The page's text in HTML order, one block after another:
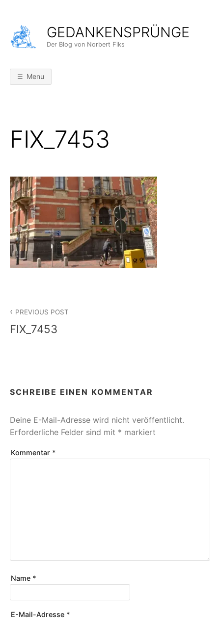
content
GEDANKENSPRÜNGE
Der Blog von Norbert Fiks
Menu
FIX_7453
PREVIOUS POST
FIX_7453
SCHREIBE EINEN KOMMENTAR
Deine E-Mail-Adresse wird nicht veröffentlicht.
Erforderliche Felder sind mit * markiert
Kommentar *
Name *
E-Mail-Adresse *